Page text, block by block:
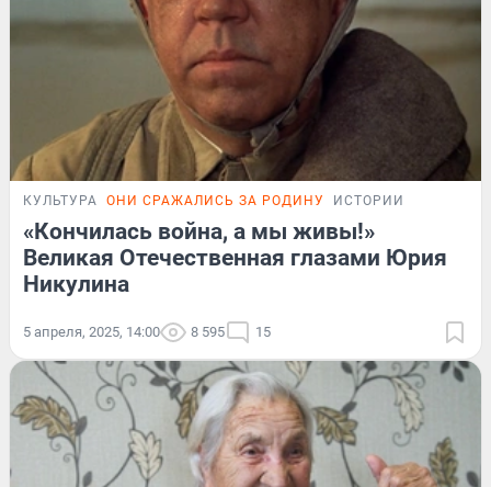
КУЛЬТУРА ОНИ СРАЖАЛИСЬ ЗА РОДИНУ ИСТОРИИ
«Кончилась война, а мы живы!»
Великая Отечественная глазами Юрия
Никулина
5 апреля, 2025, 14:00 8 595 15